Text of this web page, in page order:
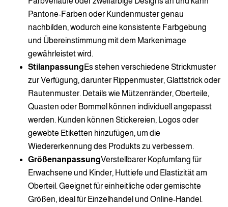
Pantone-Farben oder Kundenmuster genau
nachbilden, wodurch eine konsistente Farbgebung
und Übereinstimmung mit dem Markenimage
gewährleistet wird.
StilanpassungEs stehen verschiedene Strickmuster
zur Verfügung, darunter Rippenmuster, Glattstrick oder
Rautenmuster. Details wie Mützenränder, Oberteile,
Quasten oder Bommel können individuell angepasst
werden. Kunden können Stickereien, Logos oder
gewebte Etiketten hinzufügen, um die
Wiedererkennung des Produkts zu verbessern.
GrößenanpassungVerstellbarer Kopfumfang für
Erwachsene und Kinder, Huttiefe und Elastizität am
Oberteil. Geeignet für einheitliche oder gemischte
Größen, ideal für Einzelhandel und Online-Handel.